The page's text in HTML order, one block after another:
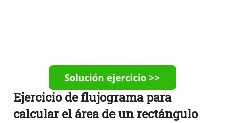
Ejercicio de flujograma para
calcular el área de un rectángulo